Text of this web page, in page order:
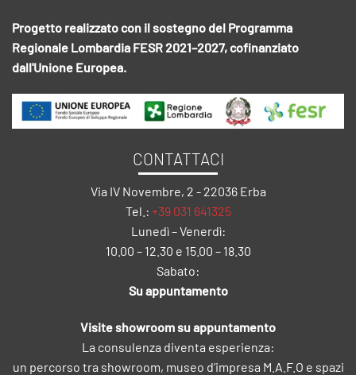
Progetto realizzato con il sostegno del Programma
Regionale Lombardia FESR 2021–2027, cofinanziato
dall'Unione Europea.
CONTATTACI
Via IV Novembre, 2 - 22036 Erba
Tel.: +39 031 641325
Lunedì – Venerdì:
10.00 – 12.30 e 15.00 – 18.30
Sabato:
Su appuntamento
Visite showroom su appuntamento
La consulenza diventa esperienza:
un percorso tra showroom, museo d’impresa M.A.F.O e spazi